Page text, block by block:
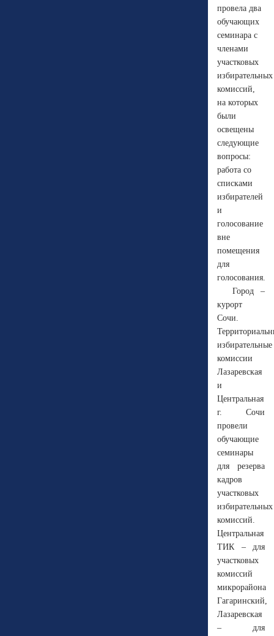
провела два
обучающих
семинара с
членами
участковых
избирательных
комиссий,
на которых
были
освещены
следующие
вопросы:
работа со
списками
избирателей
и
голосование
вне
помещения
для
голосования.
Город –
курорт
Сочи.
избирательные
комиссии
Лазаревская
и
Центральная
г. Сочи
провели
обучающие
семинары
для резерва
кадров
участковых
избирательных
комиссий.
Центральная
ТИК – для
участковых
комиссий
микрорайона
Гагаринский,
Лазаревская
– для